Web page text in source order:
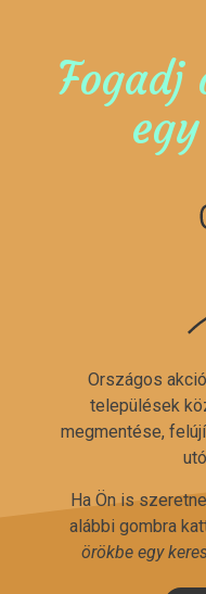
Fogadj
Országos
települések
megmentése,
Ha Ön is
alábbi gombra
örökbe egy